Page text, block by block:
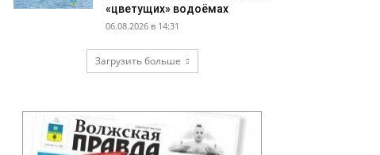
«цветущих» водоёмах
06.08.2026 в 14:31
Загрузить больше